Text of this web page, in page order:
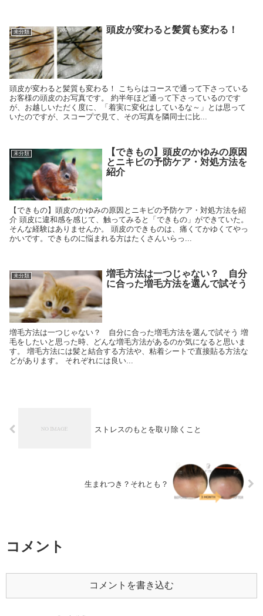
未分類 頭皮が変わると髪質も変わる！
頭皮が変わると髪質も変わる！ こちらはコースで通って下さっている
お客様の頭皮のお写真です。 約半年ほど通って下さっているのです
が、お越しいただく度に、「着実に変化はしているな～」とは思って
いたのですが、スコープで見て、その写真を隣同士に比...
未分類
【できもの】頭皮のかゆみの原因
とニキビの予防ケア・対処方法を
紹介
【できもの】頭皮のかゆみの原因とニキビの予防ケア・対処方法を紹
介 頭皮に違和感を感じて、触ってみると「できもの」ができていた。
そんな経験はありませんか。 頭皮のできものは、痛くてかゆくてやっ
かいです。できものに悩まれる方はたくさんいらっ...
未分類
増毛方法は一つじゃない？ 自分
に合った増毛方法を選んで試そう
増毛方法は一つじゃない？ 自分に合った増毛方法を選んで試そう 増
毛をしたいと思った時、どんな増毛方法があるのか気になると思いま
す。 増毛方法には髪と結合する方法や、粘着シートで直接貼る方法な
どがあります。 それぞれには良い...
ストレスのもとを取り除くこと
生まれつき？それとも？
コメント
コメントを書き込む